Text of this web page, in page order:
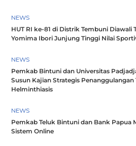
NEWS
HUT RI ke-81 di Distrik Tembuni Diawali
Yomima Ibori Junjung Tinggi Nilai
NEWS
Pemkab Bintuni dan Universitas
Susun Kajian Strategis Penanggulangan
Helminthiasis
NEWS
Pemkab Teluk Bintuni dan Bank Papua
Sistem Online